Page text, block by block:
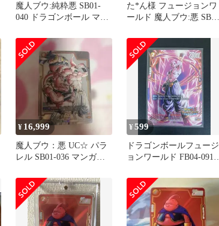
魔人ブウ:純粋悪 SB01-
040 ドラゴンボール マン
た*ん様 フュージョンワ
ールド 魔人ブウ:悪 SB01-
¥ 16,999
魔人ブウ：悪 UC☆ パラ
レル SB01-036 マンガ
¥599
ドラゴンボールフュージ
ョンワールド FB04-091